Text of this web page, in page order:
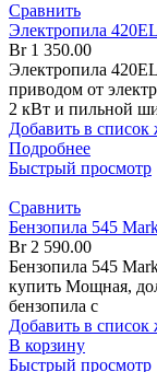
Сравнить
Электропила 420EL
Br1 350.00
Электропила
приводом от
2 кВт и пильной
Добавить в список
Подробнее
Быстрый просмотр
Сравнить
Бензопила 545
Br2 590.00
Бензопила 545
купить Мощная,
бензопила с
Добавить в список
В корзину
Быстрый просмотр